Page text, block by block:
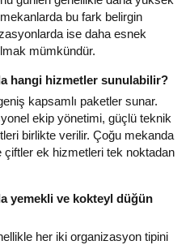
bu fark belirgin
ise daha esnek
mümkündür.
hangi hizmetler sunulabilir?
kapsamlı paketler sunar.
ekip yönetimi, güçlü teknik
birlikte verilir. Çoğu mekanda
çiftler ek hizmetleri tek noktadan
yemekli ve kokteyl düğün
her iki organizasyon tipini